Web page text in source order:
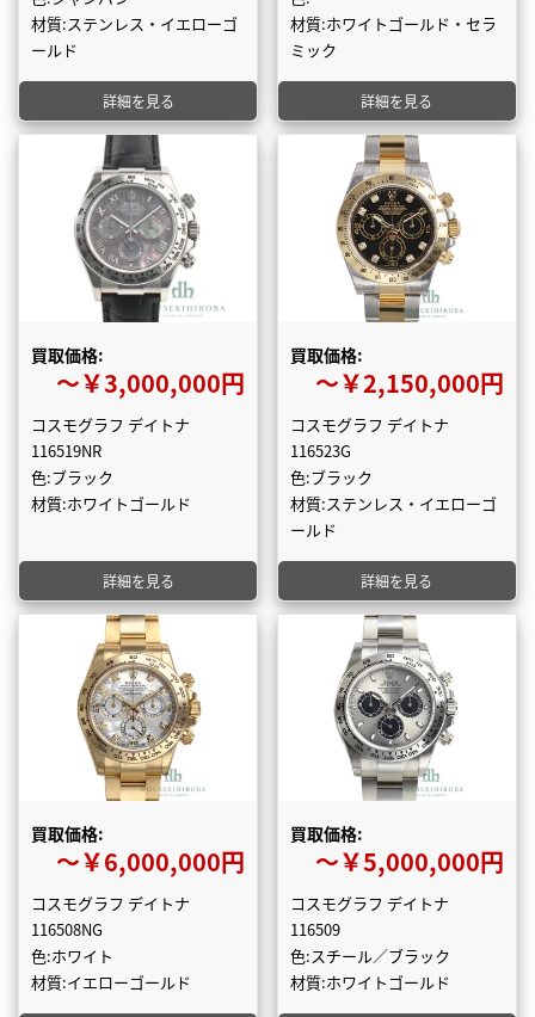
材質:ステンレス・イエローゴ
ールド
詳細を見る
材質:ホワイトゴールド・セラ
ミック
詳細を見る
買取価格:
〜￥3,000,000円
コスモグラフ デイトナ
116519NR
色:ブラック
材質:ホワイトゴールド
詳細を見る
買取価格:
〜￥2,150,000円
コスモグラフ デイトナ
116523G
色:ブラック
材質:ステンレス・イエローゴ
ールド
詳細を見る
買取価格:
〜￥6,000,000円
コスモグラフ デイトナ
116508NG
色:ホワイト
材質:イエローゴールド
買取価格:
〜￥5,000,000円
コスモグラフ デイトナ
116509
色:スチール／ブラック
材質:ホワイトゴールド